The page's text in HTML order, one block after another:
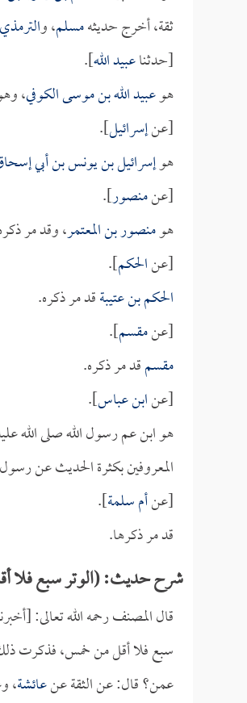
ثقة، أخرج حديثهمسلم، والترمذي
[حدثناعبيد الله].
هوعبيد الله بن موسى الكوفي،
[عنإسرائيل].
هوإسرائيل بن يونس بن أبي
[عنمنصور].
هومنصور بن المعتمر، وقد مر
[عنالحكم].
الحكم بن عتيبةقد مر ذكره.
[عنمقسم].
مقسمقد مر ذكره.
[عنابن عباس].
هو ابن عم رسول الله صلى الله
المعروفين بكثرة الحديث عن
[عنأم سلمة].
قد مر ذكرها.
شرح حديث: (الوتر سبع فلا
قال المصنف رحمه الله تعالى:
سبع فلا أقل من خمس، فذكرت
عمن؟ قال: عن الثقة عنعائشة،